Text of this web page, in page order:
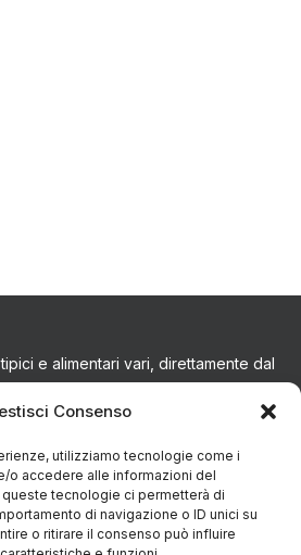
Consenso
utilizziamo tecnologie come i
o accedere alle informazioni del
tecnologie ci permetterà di
di navigazione o ID unici su
o ritirare il consenso può influire
e alimentari vari, direttamente dal
- 85050 Villa D'agri PZ